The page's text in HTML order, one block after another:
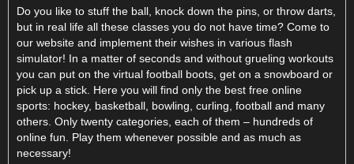
Do you like to stuff the ball, knock down the pins, or throw darts,
but in real life all these classes you do not have time? Come to
our website and implement their wishes in various flash
simulator! In a matter of seconds and without grueling workouts
you can put on the virtual football boots, get on a snowboard or
pick up a stick. Here you will find only the best free online
sports: hockey, basketball, bowling, curling, football and many
others. Only twenty categories, each of them – hundreds of
online fun. Play them whenever possible and as much as
necessary!